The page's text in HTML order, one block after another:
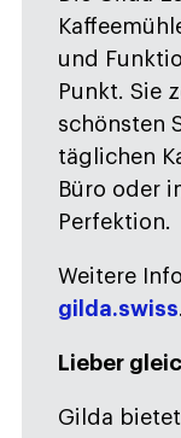
und
Punkt. Sie
schönsten
täglichen
Büro oder
Perfektion.
Weitere
gilda.swiss.
Lieber
Gilda